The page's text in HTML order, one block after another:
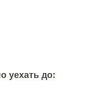
уехать до: